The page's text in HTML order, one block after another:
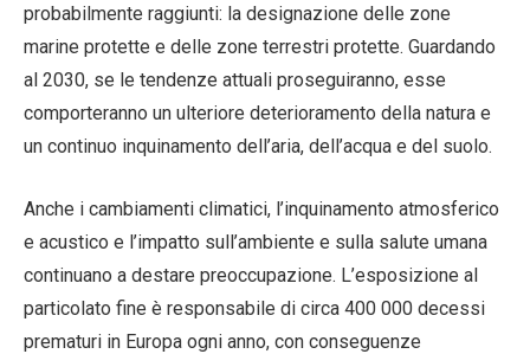
probabilmente raggiunti: la designazione delle zone
marine protette e delle zone terrestri protette. Guardando
al 2030, se le tendenze attuali proseguiranno, esse
comporteranno un ulteriore deterioramento della natura e
un continuo inquinamento dell’aria, dell’acqua e del suolo.
Anche i cambiamenti climatici, l’inquinamento atmosferico
e acustico e l’impatto sull’ambiente e sulla salute umana
continuano a destare preoccupazione. L’esposizione al
particolato fine è responsabile di circa 400 000 decessi
prematuri in Europa ogni anno, con conseguenze